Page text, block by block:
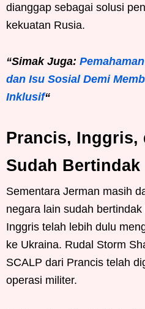
dianggap sebagai solusi
kekuatan Rusia.
“Simak Juga:
dan Isu Sosial Demi
Inklusif“
Prancis, Inggris,
Sudah Bertindak
Sementara Jerman masih
negara lain sudah
Inggris telah lebih dulu
ke Ukraina. Rudal Storm
SCALP dari Prancis telah
operasi militer.